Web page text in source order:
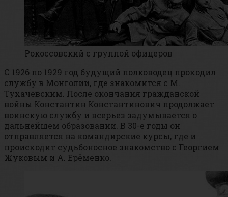
Рокоссовский с группой офицеров
С 1926 по 1929 год будущий полководец проходил
службу в Монголии, где знакомится с М.
Тухачевским. После окончания гражданской
войны Константин Константинович продолжает
воинскую службу и всерьез задумывается о
дальнейшем образовании. В 30-е годы он
отправляется на командирские курсы, где и
происходит судьбоносное знакомство с Георгием
Жуковым и А. Ерёменко.